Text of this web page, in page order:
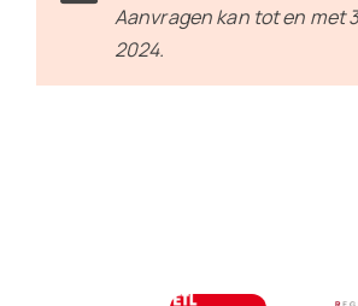
Aanvragen kan tot en met
2024.